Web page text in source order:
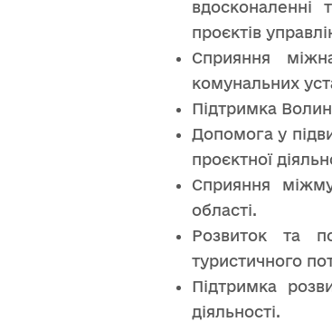
вдосконаленні
проєктів
Сприяння
комунальних
Підтримка
Допомога у
проєктної
Сприяння
області.
Розвиток та
туристичного
Підтримка
діяльності.